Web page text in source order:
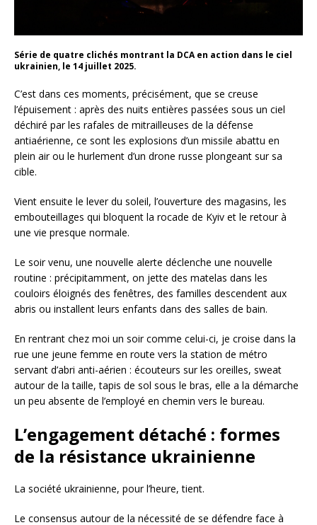
Série de quatre clichés montrant la DCA en action dans le ciel
ukrainien, le 14 juillet 2025.
C’est dans ces moments, précisément, que se creuse
l’épuisement : après des nuits entières passées sous un ciel
déchiré par les rafales de mitrailleuses de la défense
antiaérienne, ce sont les explosions d’un missile abattu en
plein air ou le hurlement d’un drone russe plongeant sur sa
cible.
Vient ensuite le lever du soleil, l’ouverture des magasins, les
embouteillages qui bloquent la rocade de Kyiv et le retour à
une vie presque normale.
Le soir venu, une nouvelle alerte déclenche une nouvelle
routine : précipitamment, on jette des matelas dans les
couloirs éloignés des fenêtres, des familles descendent aux
abris ou installent leurs enfants dans des salles de bain.
En rentrant chez moi un soir comme celui-ci, je croise dans la
rue une jeune femme en route vers la station de métro
servant d’abri anti-aérien : écouteurs sur les oreilles, sweat
autour de la taille, tapis de sol sous le bras, elle a la démarche
un peu absente de l’employé en chemin vers le bureau.
L’engagement détaché : formes
de la résistance ukrainienne
La société ukrainienne, pour l’heure, tient.
Le consensus autour de la nécessité de se défendre face à